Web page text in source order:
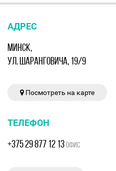
АДРЕС
МИНСК,
УЛ. ШАРАНГОВИЧА, 19/9
Посмотреть на карте
ТЕЛЕФОН
+375 29 877 12 13ОФИС